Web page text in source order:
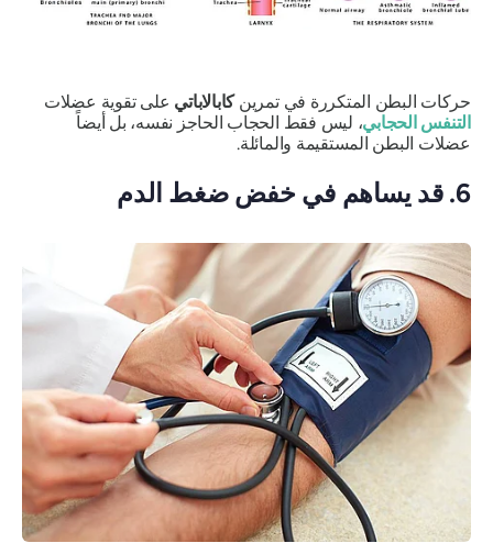
حركات البطن المتكررة في تمرينكابالاباتيعلى تقوية عضلات
التنفس الحجابي، ليس فقط الحجاب الحاجز نفسه، بل أيضاً
عضلات البطن المستقيمة والمائلة.
6. قد يساهم في خفض ضغط الدم